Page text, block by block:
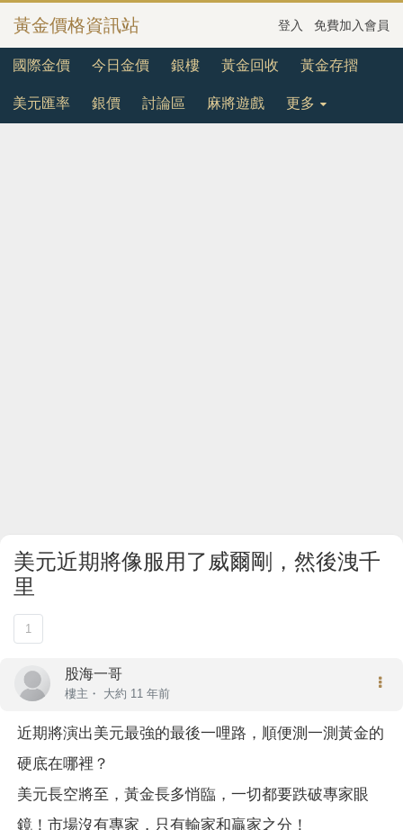
黃金價格資訊站 登入 免費加入會員
國際金價 今日金價 銀樓 黃金回收 黃金存摺
美元匯率 銀價 討論區 麻將遊戲 更多
美元近期將像服用了威爾剛，然後洩千
里
1
股海一哥
樓主 ・ 大約 11 年前
近期將演出美元最強的最後一哩路，順便測一測黃金的
硬底在哪裡？
美元長空將至，黃金長多悄臨，一切都要跌破專家眼
鏡！市場沒有專家，只有輸家和贏家之分！